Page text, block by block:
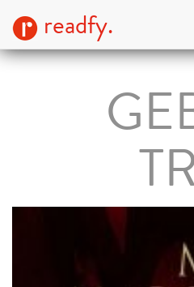
readfy.